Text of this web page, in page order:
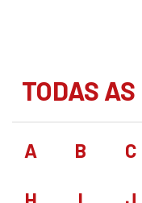
TODAS
A B C